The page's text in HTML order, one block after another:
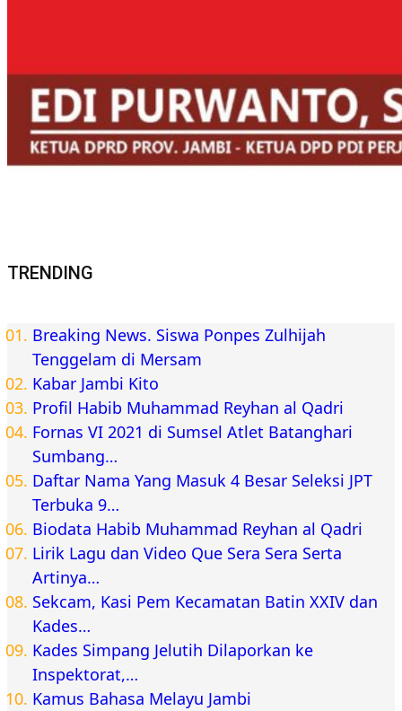
TRENDING
Breaking News. Siswa Ponpes Zulhijah
Tenggelam di Mersam
Kabar Jambi Kito
Profil Habib Muhammad Reyhan al Qadri
Fornas VI 2021 di Sumsel Atlet Batanghari
Sumbang…
Daftar Nama Yang Masuk 4 Besar Seleksi JPT
Terbuka 9…
Biodata Habib Muhammad Reyhan al Qadri
Lirik Lagu dan Video Que Sera Sera Serta
Artinya…
Sekcam, Kasi Pem Kecamatan Batin XXIV dan
Kades…
Kades Simpang Jelutih Dilaporkan ke
Inspektorat,…
Kamus Bahasa Melayu Jambi